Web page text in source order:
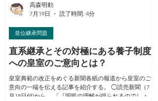
直系継承とその対極にある養子制度
への皇室のご意向とは？
皇室典範の改正をめぐる新聞各紙の報道から皇室のご
意向の一端を伝える記事を紹介する。 ◯読売新聞（7
月18日付)から。 「『国民の理解が得られるのでしょう
皇位継承問題
高森明勅
7月19日
読了時間: 4分